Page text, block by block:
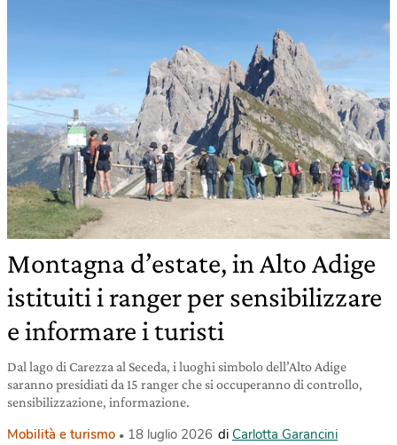
Montagna d’estate, in Alto Adige
istituiti i ranger per sensibilizzare
e informare i turisti
Dal lago di Carezza al Seceda, i luoghi simbolo dell’Alto Adige
saranno presidiati da 15 ranger che si occuperanno di controllo,
sensibilizzazione, informazione.
Mobilità e turismo 18 luglio 2026 di Carlotta Garancini